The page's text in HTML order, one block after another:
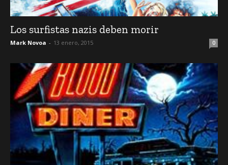
Los surfistas nazis deben morir
Mark Novoa - 13 enero, 2015 0